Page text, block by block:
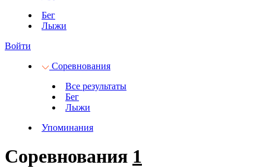
Бег
Лыжи
Войти
Соревнования
Все результаты
Бег
Лыжи
Упоминания
Соревнования 1